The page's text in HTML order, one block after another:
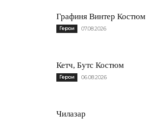
Графиня Винтер Костюм
Герои 07.08.2026
Кетч, Бутс Костюм
Герои 06.08.2026
Чилазар